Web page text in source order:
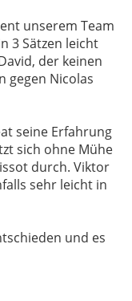
unserem Team
3 Sätzen leicht
der keinen
gegen Nicolas
seine Erfahrung
sich ohne Mühe
durch. Viktor
sehr leicht in
und es